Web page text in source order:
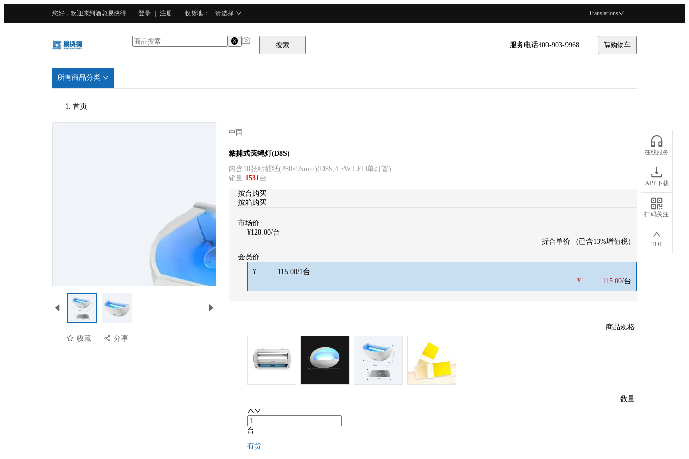
您好，欢迎来到酒总易快得 登录 注册 收货地 ： 请选择 Translations
搜索 服务电话400-903-9968 购物车
所有商品分类
在线服务
APP下载
扫码关注
TOP
首页
收藏 分享
中国
酒总精选
粘捕式灭蝇灯(D8S)
内含10张粘捕纸(280×95mm)(D8S;4.5W LED单灯管)
销量:1531台
按台购买
按箱购买
市场价:
¥128.00/台
折合单价
(已含13%增值税)
会员价:
¥
115.00/1台
¥
115.00/台
商品规格:
数量:
台
有货